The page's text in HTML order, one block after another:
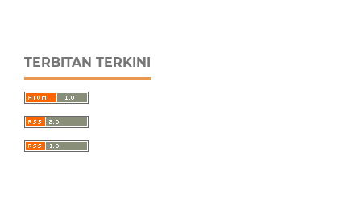
TERBITAN TERKINI